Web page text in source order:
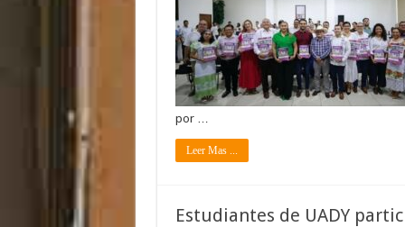
por …
Leer Mas ...
Estudiantes de UADY